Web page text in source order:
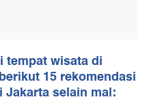
tempat wisata di
15 rekomendasi
selain mal: